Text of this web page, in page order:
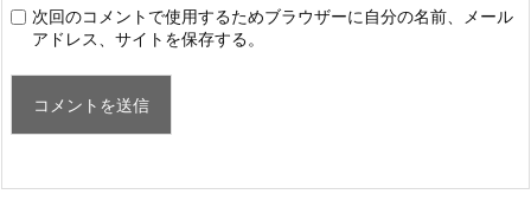
次回のコメントで使用するためブラウザーに自分の名前、メール
アドレス、サイトを保存する。